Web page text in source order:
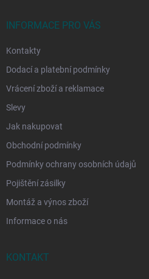
INFORMACE PRO VÁS
Kontakty
Dodací a platební podmínky
Vrácení zboží a reklamace
Slevy
Jak nakupovat
Obchodní podmínky
Podmínky ochrany osobních údajů
Pojištění zásilky
Montáž a výnos zboží
Informace o nás
KONTAKT